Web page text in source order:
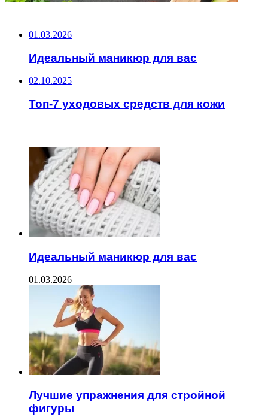
01.03.2026
Идеальный маникюр для вас
02.10.2025
Топ-7 уходовых средств для кожи
Идеальный маникюр для вас
01.03.2026
Лучшие упражнения для стройной
фигуры